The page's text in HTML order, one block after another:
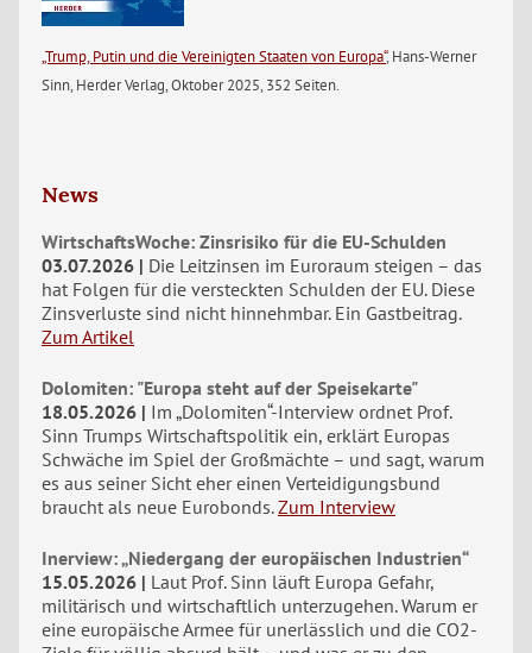
„Trump, Putin und die Vereinigten Staaten von Europa“, Hans-Werner
Sinn, Herder Verlag, Oktober 2025, 352 Seiten.
News
WirtschaftsWoche: Zinsrisiko für die EU-Schulden
03.07.2026
Die Leitzinsen im Euroraum steigen – das
hat Folgen für die versteckten Schulden der EU. Diese
Zinsverluste sind nicht hinnehmbar. Ein Gastbeitrag.
Zum Artikel
Dolomiten: "Europa steht auf der Speisekarte"
18.05.2026
Im „Dolomiten“-Interview ordnet Prof.
Sinn Trumps Wirtschaftspolitik ein, erklärt Europas
Schwäche im Spiel der Großmächte – und sagt, warum
es aus seiner Sicht eher einen Verteidigungsbund
braucht als neue Eurobonds. Zum Interview
Inerview: „Niedergang der europäischen Industrien“
15.05.2026
Laut Prof. Sinn läuft Europa Gefahr,
militärisch und wirtschaftlich unterzugehen. Warum er
eine europäische Armee für unerlässlich und die CO2-